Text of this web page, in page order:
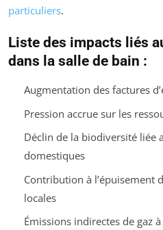
particuliers.
Liste des impacts liés
dans la salle de bain :
Augmentation des factures
Pression accrue sur les
Déclin de la biodiversité liée
domestiques
Contribution à l’épuisement
locales
Émissions indirectes de gaz